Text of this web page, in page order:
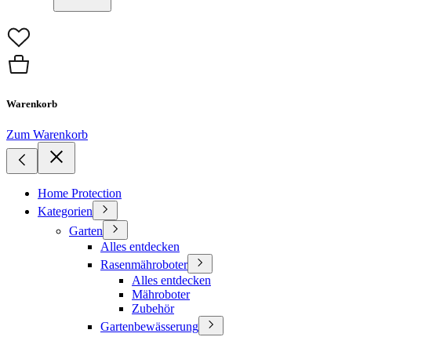
Warenkorb
Zum Warenkorb
Home Protection
Kategorien
Garten
Alles entdecken
Rasenmähroboter
Alles entdecken
Mähroboter
Zubehör
Gartenbewässerung